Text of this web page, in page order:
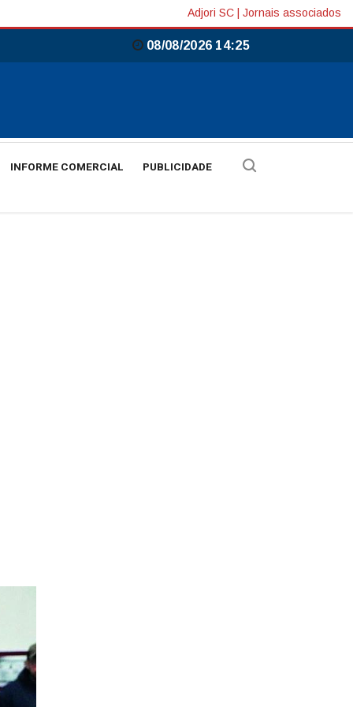
Adjori SC Jornais associados
08/08/2026 14:25
INFORME COMERCIAL PUBLICIDADE